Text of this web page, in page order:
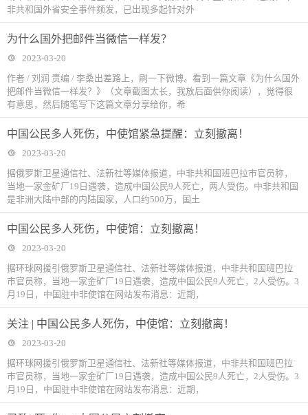
非共和国外省安全事件频发，已出现多起针对外
为什么国外把邮件当微信一样发？
2023-03-20
作者 / 刘润 责编 / 李桑出差路上，刷一下微博。看到一篇文章《为什么国外
把邮件当微信一样发？》（文章截图太长，我放后面供你阅读），觉得很
有意思，然后随笔写下这篇文章分享给你，希
中国公民多人死伤，中使馆紧急提醒：立刻撤离！
2023-03-20
据俄罗斯卫星通信社、法新社等媒体报道，中非共和国班巴拉市官员称，
当地一家金矿厂19日遇袭，造成中国公民9人死亡，两人受伤。中非共和国
是非洲大陆中部的内陆国家，人口约500万，国土
中国公民多人死伤，中使馆：立刻撤离！
2023-03-20
据环球网援引俄罗斯卫星通信社、法新社等媒体报道，中非共和国班巴拉
市官员称，当地一家金矿厂19日遇袭，造成中国公民9人死亡，2人受伤。3
月19日，中国驻中非使馆在网站发布消息：近期，
关注 | 中国公民多人死伤，中使馆：立刻撤离！
2023-03-20
据环球网援引俄罗斯卫星通信社、法新社等媒体报道，中非共和国班巴拉
市官员称，当地一家金矿厂19日遇袭，造成中国公民9人死亡，2人受伤。3
月19日，中国驻中非使馆在网站发布消息：近期，